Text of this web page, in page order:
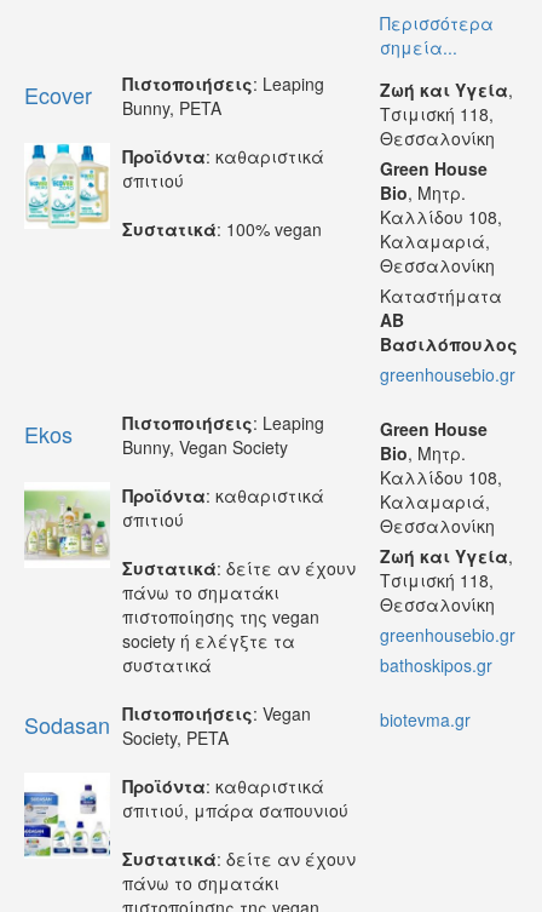
Περισσότερα
σημεία...
Ecover Πιστοποιήσεις: Leaping
Bunny, PETA
Προϊόντα: καθαριστικά
σπιτιού
Συστατικά: 100% vegan
Ζωή και Υγεία,
Τσιμισκή 118,
Θεσσαλονίκη
Green House
Bio, Μητρ.
Καλλίδου 108,
Καλαμαριά,
Θεσσαλονίκη
Καταστήματα
AB
Βασιλόπουλος
greenhousebio.gr
Ekos Πιστοποιήσεις: Leaping
Bunny, Vegan Society
Προϊόντα: καθαριστικά
σπιτιού
Συστατικά: δείτε αν έχουν
πάνω το σηματάκι
πιστοποίησης της vegan
society ή ελέγξτε τα
συστατικά
Green House
Bio, Μητρ.
Καλλίδου 108,
Καλαμαριά,
Θεσσαλονίκη
Ζωή και Υγεία,
Τσιμισκή 118,
Θεσσαλονίκη
greenhousebio.gr
bathoskipos.gr
Sodasan Πιστοποιήσεις: Vegan
Society, PETA
Προϊόντα: καθαριστικά
σπιτιού, μπάρα σαπουνιού
Συστατικά: δείτε αν έχουν
πάνω το σηματάκι
πιστοποίησης της vegan
biotevma.gr